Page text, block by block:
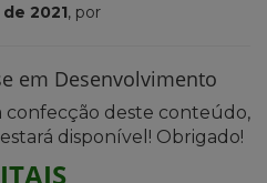
2021, por
em Desenvolvimento
confecção deste conteúdo,
disponível! Obrigado!